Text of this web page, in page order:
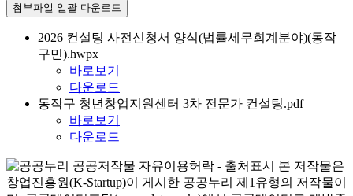
첨부파일 일괄 다운로드
2026 컨설팅 사전신청서 양식(법률세무회계분야)(동작
구민).hwpx
바로보기
다운로드
동작구 청년창업지원센터 3차 전문가 컨설팅.pdf
바로보기
다운로드
본 저작물은
창업진흥원(K-Startup)이 게시한 공공누리 제1유형의 저작물이